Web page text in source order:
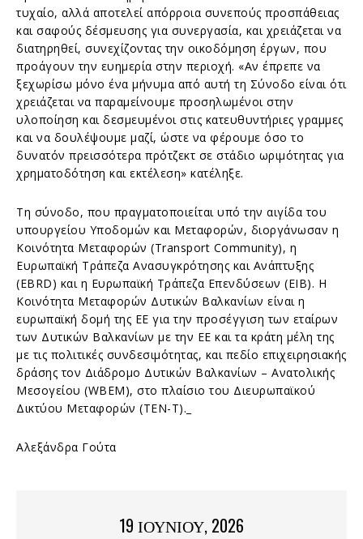
τυχαίο, αλλά αποτελεί απόρροια συνεπούς προσπάθειας
και σαφούς δέσμευσης για συνεργασία, και χρειάζεται να
διατηρηθεί, συνεχίζοντας την οικοδόμηση έργων, που
προάγουν την ευημερία στην περιοχή. «Αν έπρεπε να
ξεχωρίσω μόνο ένα μήνυμα από αυτή τη Σύνοδο είναι ότι
χρειάζεται να παραμείνουμε προσηλωμένοι στην
υλοποίηση και δεσμευμένοι στις κατευθυντήριες γραμμες
και να δουλέψουμε μαζί, ώστε να φέρουμε όσο το
δυνατόν πρεισσότερα πρότζεκτ σε στάδιο ωριμότητας για
χρηματοδότηση και εκτέλεση» κατέληξε.
Τη σύνοδο, που πραγματοποιείται υπό την αιγίδα του
υπουργείου Υποδομών και Μεταφορών, διοργάνωσαν η
Κοινότητα Μεταφορών (Transport Community), η
Ευρωπαϊκή Τράπεζα Ανασυγκρότησης και Ανάπτυξης
(EBRD) και η Ευρωπαϊκή Τράπεζα Επενδύσεων (EIB). Η
Κοινότητα Μεταφορών Δυτικών Βαλκανίων είναι η
ευρωπαϊκή δομή της ΕΕ για την προσέγγιση των εταίρων
των Δυτικών Βαλκανίων με την ΕΕ και τα κράτη μέλη της
με τις πολιτικές συνδεσιμότητας, και πεδίο επιχειρησιακής
δράσης τον Διάδρομο Δυτικών Βαλκανίων – Ανατολικής
Μεσογείου (WBEM), στο πλαίσιο του Διευρωπαϊκού
Δικτύου Μεταφορών (ΤΕΝ-Τ)._
Αλεξάνδρα Γούτα
19 ΙΟΥΝΊΟΥ, 2026